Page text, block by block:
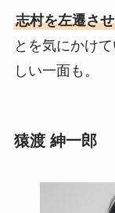
志村を左遷さ
とを気にかけ
しい一面も。
猿渡 紳一郎